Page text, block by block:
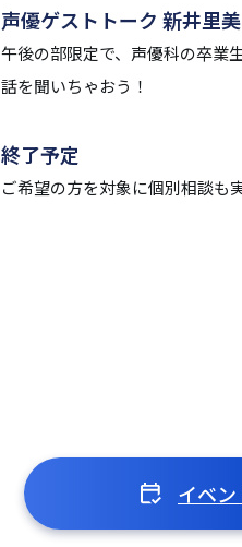
声優ゲストトーク 新井里
午後の部限定で、声優科の卒業
話を聞いちゃおう！
終了予定
ご希望の方を対象に個別相談も
イベ